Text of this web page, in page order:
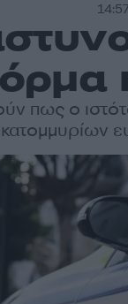
14:57
πως ο